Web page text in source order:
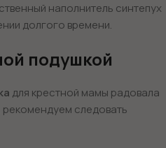
наполнитель синтепух
долгого времени.
подушкой
для крестной мамы радовала
следовать